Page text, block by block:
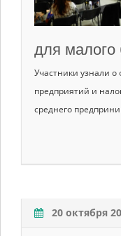
для малого
Участники узнали
предприятий и
среднего
20 октября